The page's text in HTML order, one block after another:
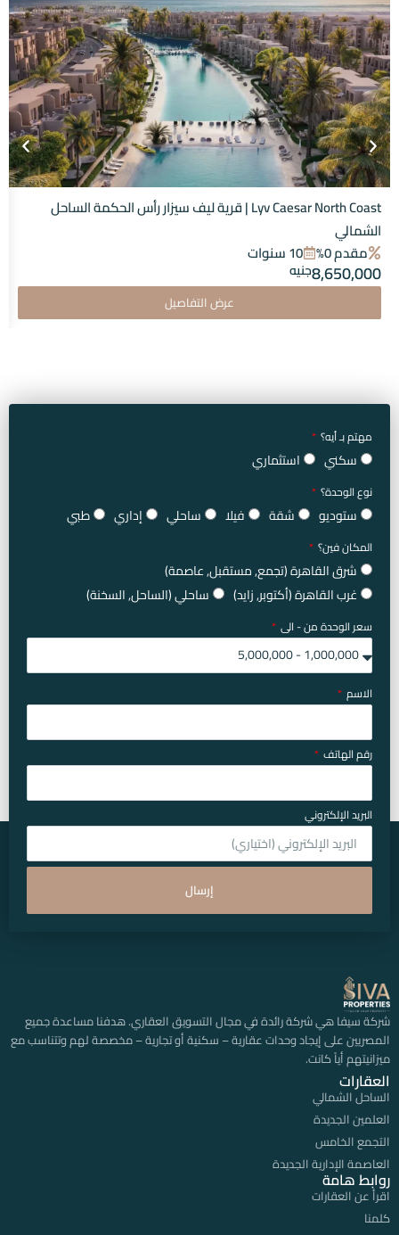
Lyv Caesar North Coast | قرية ليف سيزار رأس الحكمة الساحل
الشمالي
مقدم 0%
10 سنوات
8,650,000جنيه
عرض التفاصيل
مهتم بـ أيه؟
سكني استثماري
نوع الوحدة؟
ستوديو شقة فيلا ساحلي إداري طبي
المكان فين؟
شرق القاهرة (تجمع, مستقبل, عاصمة)
غرب القاهرة (أكتوبر, زايد)
ساحلي (الساحل, السخنة)
سعر الوحدة من - الى
الاسم
رقم الهاتف
البريد الإلكتروني
إرسال
شركة سيفا هي شركة رائدة في مجال التسويق العقاري. هدفنا مساعدة جميع
المصريين على إيجاد وحدات عقارية – سكنية أو تجارية – مخصصة لهم وتتناسب مع
ميزانيتهم أياً كانت.
العقارات
الساحل الشمالي
العلمين الجديدة
التجمع الخامس
العاصمة الإدارية الجديدة
روابط هامة
اقرأ عن العقارات
كلمنا